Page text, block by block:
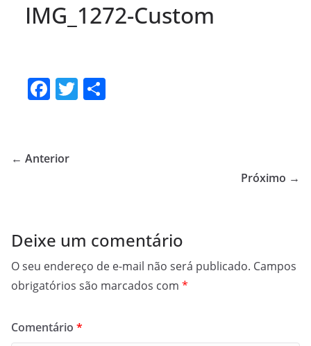
IMG_1272-Custom
F
e
k
T
← Anterior
Próximo →
Deixe um comentário
O seu endereço de e-mail não será publicado. Campos
obrigatórios são marcados com *
Comentário *